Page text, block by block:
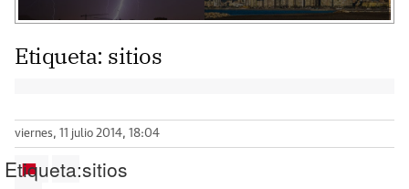
Etiqueta: sitios
viernes, 11 julio 2014, 18:04
Etiqueta:sitios